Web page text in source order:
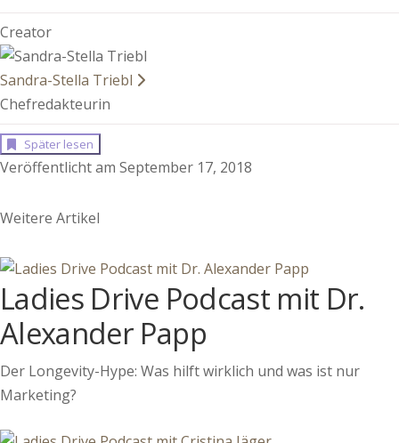
Creator
Sandra-Stella Triebl
Chefredakteurin
Später lesen
Veröffentlicht am September 17, 2018
Weitere Artikel
Ladies Drive Podcast mit Dr.
Alexander Papp
Der Longevity-Hype: Was hilft wirklich und was ist nur
Marketing?